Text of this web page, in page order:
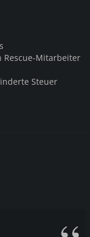
Rescue-Mitarbeiter
Steuer